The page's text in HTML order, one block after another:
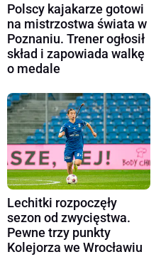
Polscy kajakarze gotowi
na mistrzostwa świata w
Poznaniu. Trener ogłosił
skład i zapowiada walkę
o medale
Lechitki rozpoczęły
sezon od zwycięstwa.
Pewne trzy punkty
Kolejorza we Wrocławiu